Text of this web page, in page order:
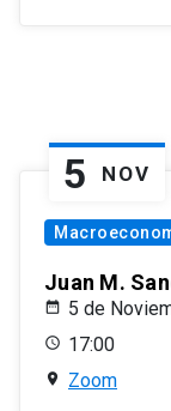
5 NOV
Juan M.
5 de
17:00
Zoom